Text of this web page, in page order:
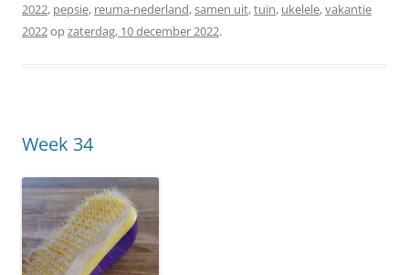
2022, pepsie, reuma-nederland,samen uit,tuin, ukelele,vakantie
2022opzaterdag, 10 december 2022.
Week 34